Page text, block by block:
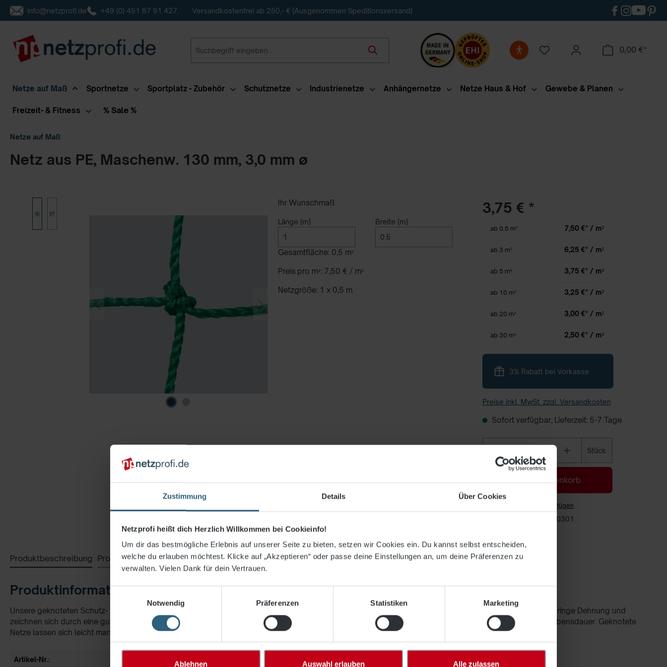
Zustimmung Details Über Cookies
Netzprofi heißt dich Herzlich Willkommen bei Cookieinfo!
Um dir das bestmögliche Erlebnis auf unserer Seite zu bieten, setzen wir Cookies ein. Du kannst selbst entscheiden,
welche du erlauben möchtest. Klicke auf „Akzeptieren“ oder passe deine Einstellungen an, um deine Präferenzen zu
verwalten. Vielen Dank für dein Vertrauen.
Einwilligungsauswahl
Notwendig
Präferenzen Statistiken Marketing
Ablehnen Auswahl erlauben Alle zulassen
springen
info@netzprofi.de +49 (0) 451 87 91 427 Versandkostenfrei ab 250,- € (Ausgenommen Speditionsversand)
0,00 €*
Netze auf Maß Sportnetze Sportplatz - Zubehör Schutznetze Industrienetze Anhängernetze Netze Haus & Hof Gewebe & Planen
Freizeit- & Fitness % Sale %
Netze auf Maß
Netz aus PE, Maschenw. 130 mm, 3,0 mm ø
Ihr Wunschmaß
Länge (m) Breite (m)
Gesamtfläche: 0,5 m²
Preis pro m²: 7,50 € / m²
Netzgröße: 1 x 0,5 m
3,75 € *
ab 0.5 m² 7,50 €* / m²
ab 3 m² 6,25 €* / m²
ab 5 m² 3,75 €* / m²
ab 10 m² 3,25 €* / m²
ab 20 m² 3,00 €* / m²
ab 30 m² 2,50 €* / m²
3% Rabatt bei Vorkasse
Preise inkl. MwSt. zzgl. Versandkosten
Sofort verfügbar, Lieferzeit: 5-7 Tage
Stück
In den Warenkorb
Zum Merkzettel hinzufügen
130-30301
Produktbeschreibung Produktsicherheit Bewertungen
Produktinformationen "Netz aus PE, Maschenw. 130 mm, 3,0 mm ø"
Unsere geknoteten Schutz- und Stoppnetze werden aus hochfesten Filamenten hergestellt. Sie sind knotenfixiert und formstabil. Die Netze haben eine geringe Dehnung und
zeichnen sich durch eine gute Flächenstabilität aus. Durch ihre Verarbeitung halten sie höchsten Belastungen stand und verfügen über eine sehr lange Lebensdauer. Geknotete
Netze lassen sich leicht manuell reparieren. Ein gutes Handling und eine leichte Montage sind bei diesen Netzen selbstverständlich.
Artikel-Nr.: